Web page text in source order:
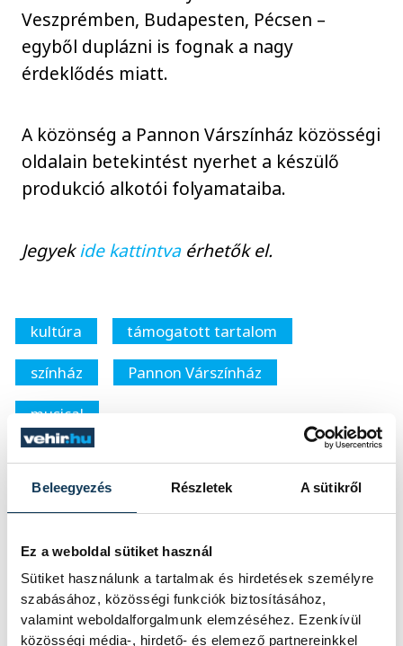
Beleegyezés Részletek A sütikről
Ez a weboldal sütiket használ
Sütiket használunk a tartalmak és hirdetések személyre
szabásához, közösségi funkciók biztosításához,
valamint weboldalforgalmunk elemzéséhez. Ezenkívül
közösségi média-, hirdető- és elemező partnereinkkel
Veszprémben, Budapesten, Pécsen –
egyből duplázni is fognak a nagy
érdeklődés miatt.
A közönség a Pannon Várszínház közösségi
oldalain betekintést nyerhet a készülő
produkció alkotói folyamataiba.
Jegyekide kattintvaérhetők el.
kultúra
támogatott tartalom
színház
Pannon Várszínház
musical
Képzelt riport egy amerikai popfesztiválról
SZERZŐ
vehir.hu